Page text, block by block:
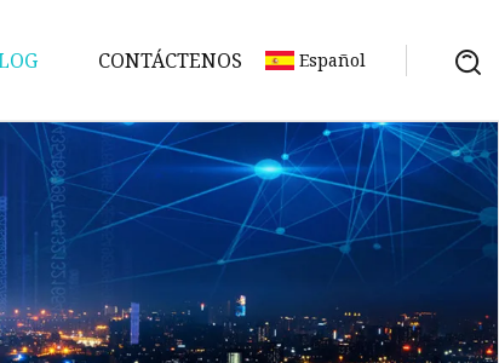
CONTÁCTENOS Español